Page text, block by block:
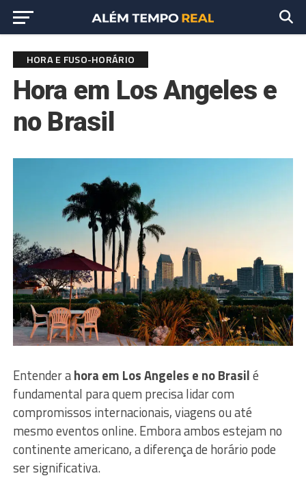
HORA E FUSO-HORÁRIO
Hora em Los Angeles e
no Brasil
Entender ahora em Los Angeles e no Brasilé
fundamental para quem precisa lidar com
compromissos internacionais, viagens ou até
mesmo eventos online. Embora ambos estejam no
continente americano, a diferença de horário pode
ser significativa.